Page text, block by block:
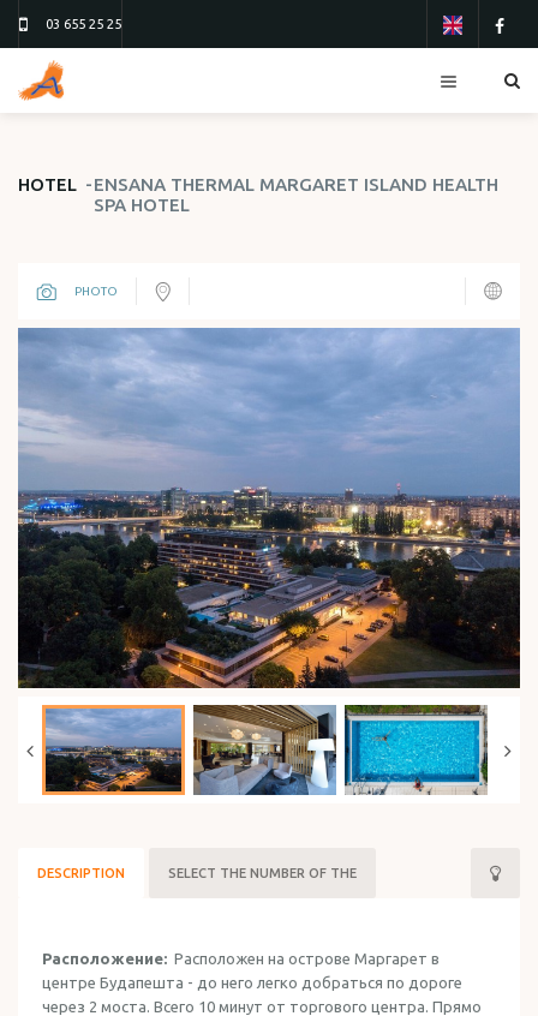
03 655 25 25
ТУР 26
ORDER FORM
ABOUT US
REVIEWS
HOLIDAY IN ISRAEL
HOTEL
ENSANA THERMAL MARGARET ISLAND HEALTH
SPA HOTEL
PHOTO
DESCRIPTION SELECT THE NUMBER OF THE
Расположение: Расположен на острове Маргарет в
центре Будапешта - до него легко добраться по дороге
через 2 моста. Всего 10 минут от торгового центра. Прямо